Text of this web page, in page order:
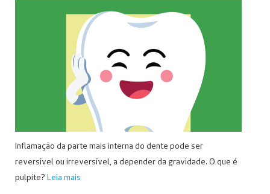
Inflamação da parte mais interna do dente pode ser
reversível ou irreversível, a depender da gravidade. O que é
pulpite? Leia mais